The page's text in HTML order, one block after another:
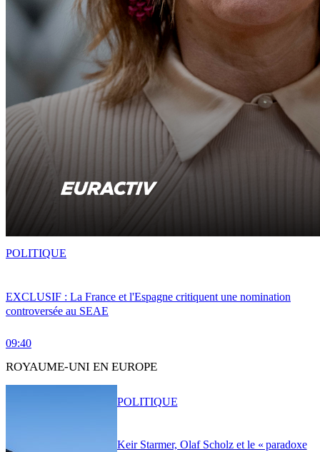
EXCLUSIF : La France et l'Espagne critiquent une nomination
controversée au SEAE
09:40
POLITIQUE
ROYAUME-UNI EN EUROPE
Keir Starmer, Olaf Scholz et le « paradoxe
POLITIQUE